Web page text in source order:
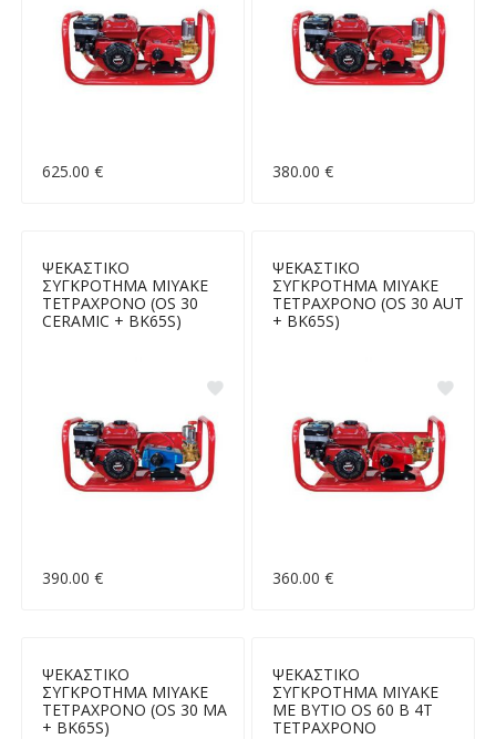
625.00 € 380.00 €
ΨΕΚΑΣΤΙΚΟ
ΣΥΓΚΡΟΤΗΜΑ MIYAKE
ΤΕΤΡΑΧΡΟΝΟ (OS 30
CERAMIC + BK65S)
390.00 €
ΨΕΚΑΣΤΙΚΟ
ΣΥΓΚΡΟΤΗΜΑ MIYAKE
ΤΕΤΡΑΧΡΟΝΟ (OS 30 AUT
+ BK65S)
360.00 €
ΨΕΚΑΣΤΙΚΟ
ΣΥΓΚΡΟΤΗΜΑ MIYAKE
ΤΕΤΡΑΧΡΟΝΟ (OS 30 MA
+ BK65S)
ΨΕΚΑΣΤΙΚΟ
ΣΥΓΚΡΟΤΗΜΑ MIYAKE
ΜΕ ΒΥΤΙΟ OS 60 B 4T
ΤΕΤΡΑΧΡΟΝΟ